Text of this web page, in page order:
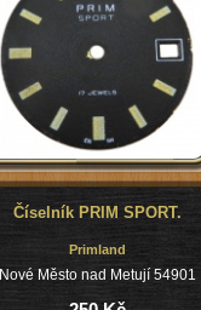
Číselník PRIM SPORT.
Primland
Nové Město nad Metují 54901